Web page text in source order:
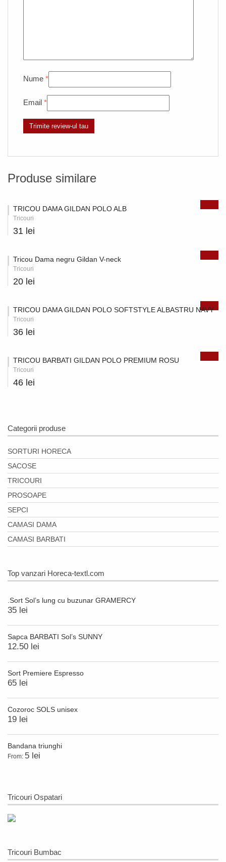
Nume *
Email *
Produse similare
TRICOU DAMA GILDAN POLO ALB
Tricouri
31 lei
Tricou Dama negru Gildan V-neck
Tricouri
20 lei
TRICOU DAMA GILDAN POLO SOFTSTYLE ALBASTRU NAVY
Tricouri
36 lei
TRICOU BARBATI GILDAN POLO PREMIUM ROSU
Tricouri
46 lei
Categorii produse
SORTURI HORECA
SACOSE
TRICOURI
PROSOAPE
SEPCI
CAMASI DAMA
CAMASI BARBATI
Top vanzari Horeca-textl.com
.Sort Sol’s lung cu buzunar GRAMERCY
35 lei
Sapca BARBATI Sol’s SUNNY
12.50 lei
Sort Premiere Espresso
65 lei
Cozoroc SOLS unisex
19 lei
Bandana triunghi
From: 5 lei
Tricouri Ospatari
Tricouri Bumbac